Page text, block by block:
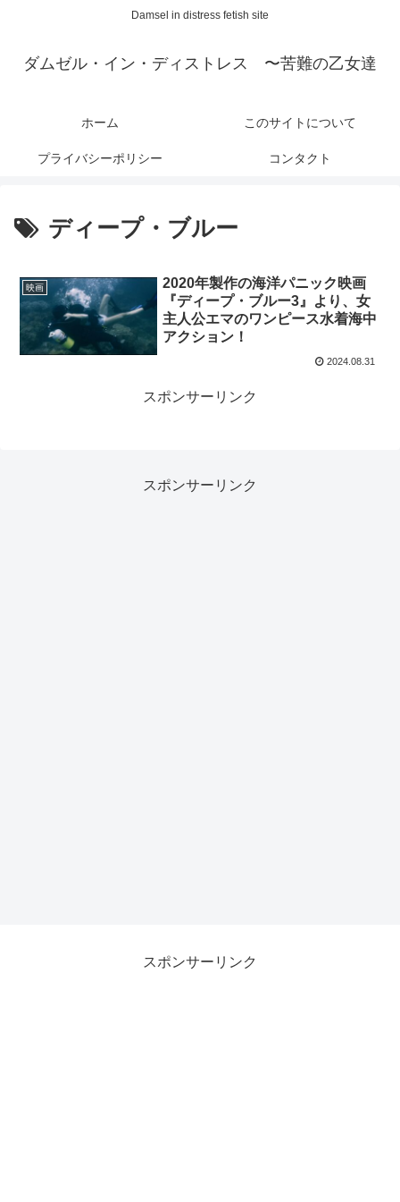
Damsel in distress fetish site
ダムゼル・イン・ディストレス 〜苦難の乙女達
ホーム このサイトについて
プライバシーポリシー コンタクト
ディープ・ブルー
映画
2020年製作の海洋パニック映画
『ディープ・ブルー3』より、女
主人公エマのワンピース水着海中
アクション！
2024.08.31
スポンサーリンク
スポンサーリンク
スポンサーリンク